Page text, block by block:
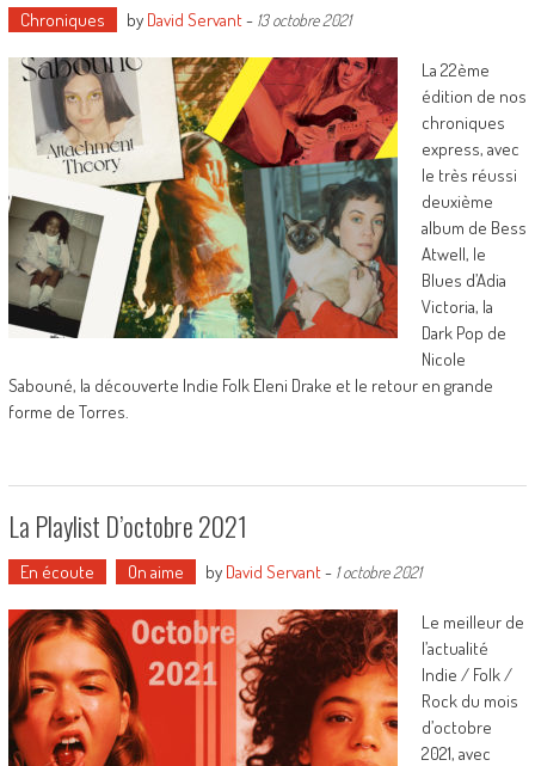
Chroniques by David Servant- 13 octobre 2021
La 22ème
édition de nos
chroniques
express, avec
le très réussi
deuxième
album de Bess
Atwell, le
Blues d’Adia
Victoria, la
Dark Pop de
Nicole
Sabouné, la découverte Indie Folk Eleni Drake et le retour en grande
forme de Torres.
La Playlist D’octobre 2021
En écoute On aime by David Servant- 1 octobre 2021
Le meilleur de
l’actualité
Indie / Folk /
Rock du mois
d’octobre
2021, avec